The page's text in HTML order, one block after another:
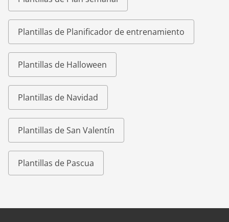
Plantillas de Planificador de entrenamiento
Plantillas de Halloween
Plantillas de Navidad
Plantillas de San Valentín
Plantillas de Pascua